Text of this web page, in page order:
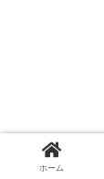
ホーム